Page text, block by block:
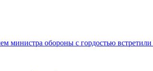
министра обороны с гордостью